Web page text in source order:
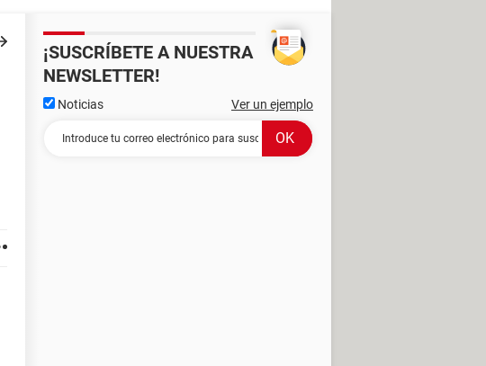
¡SUSCRÍBETE A NUESTRA
NEWSLETTER!
Noticias Ver un ejemplo